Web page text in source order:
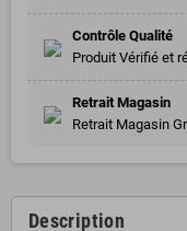
Contrôle Qualité
Produit Vérifié et
Retrait Magasin
Retrait Magasin
Description